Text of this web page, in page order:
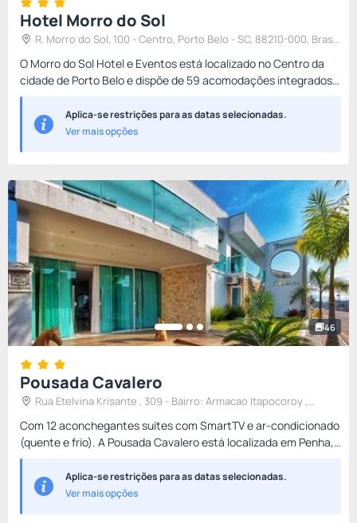
Hotel Morro do Sol
O Morro do Sol Hotel e Eventos está localizado no Centro da
cidade de Porto Belo e dispõe de 59 acomodações integrados a
um espaço de lazer, segurança e tranquilidade, para você e...
Aplica-se restrições para as datas selecionadas.
Ver mais opções
46
Pousada Cavalero
Com 12 aconchegantes suítes com SmartTV e ar-condicionado
(quente e frio). A Pousada Cavalero está localizada em Penha,
a 1km do Parque Beto Carrero World. O café da manhã é servi...
Aplica-se restrições para as datas selecionadas.
Ver mais opções